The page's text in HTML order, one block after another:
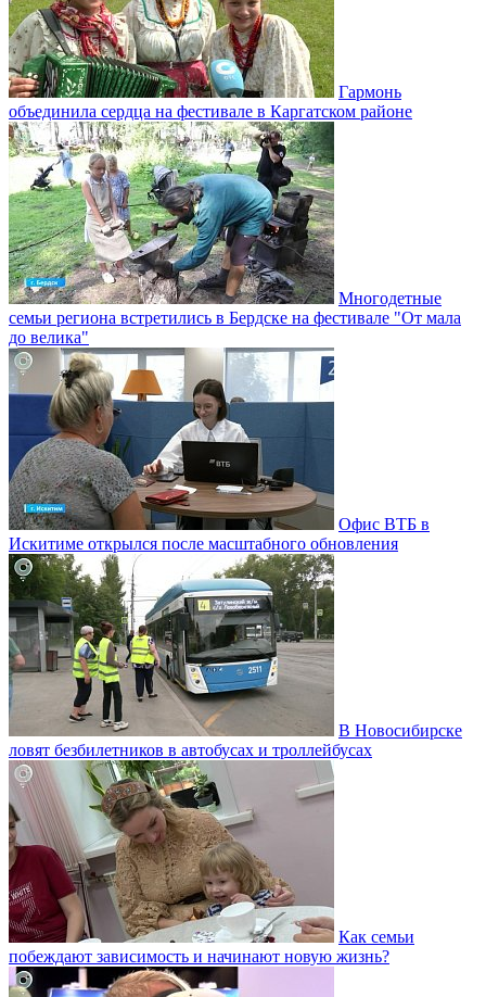
Гармонь
объединила сердца на фестивале в Каргатском районе
Многодетные
семьи региона встретились в Бердске на фестивале "От мала
до велика"
Офис ВТБ в
Искитиме открылся после масштабного обновления
В Новосибирске
ловят безбилетников в автобусах и троллейбусах
Как семьи
побеждают зависимость и начинают новую жизнь?